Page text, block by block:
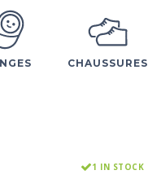
CHAUSSURES
1 IN STOCK